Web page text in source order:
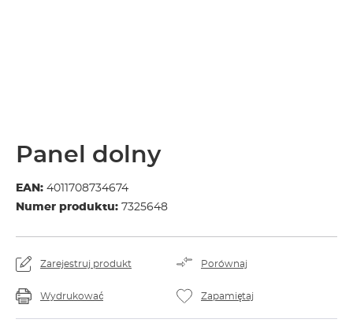
Panel dolny
EAN: 4011708734674
Numer produktu: 7325648
Zarejestruj produkt Porównaj
Wydrukować Zapamiętaj